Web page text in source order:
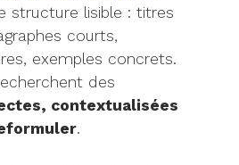
structure lisible : titres
courts,
exemples concrets.
des
contextualisées
.